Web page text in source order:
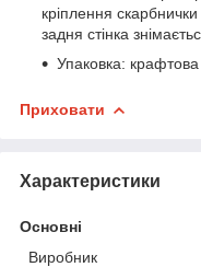
кріплення
задня стінка
Упаковка: крафтова
Приховати
Характеристики
Основні
Виробник